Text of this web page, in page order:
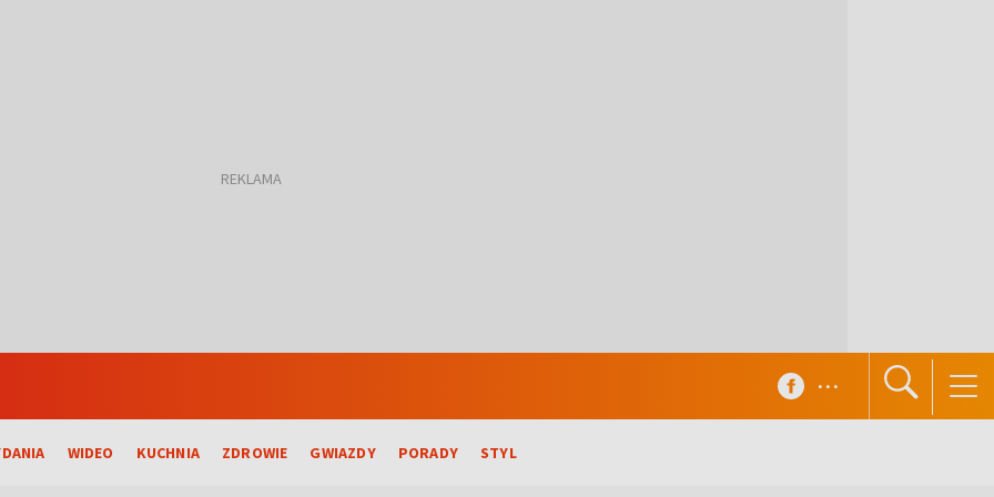
WIDEO KUCHNIA ZDROWIE GWIAZDY PORADY STYL
...